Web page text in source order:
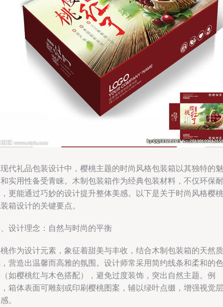
代礼品包装设计中，樱桃主题的时尚风格包装箱以其独特的魅
实用性备受青睐。木制包装箱作为经典包装材料，不仅环保耐
更能通过巧妙的设计提升整体美感。以下是关于时尚风格樱桃
箱设计的关键要点。
设计理念：自然与时尚的平衡
作为设计元素，象征着甜美与丰收，结合木制包装箱的天然质
营造出温馨而高雅的氛围。设计师常采用简约线条和柔和的色
如樱桃红与木色搭配），避免过度装饰，突出自然主题。例
箱体表面可雕刻或印刷樱桃图案，辅以绿叶点缀，增强视觉层
。